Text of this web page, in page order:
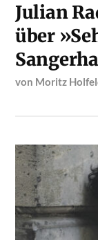
Julian
über
von Moritz